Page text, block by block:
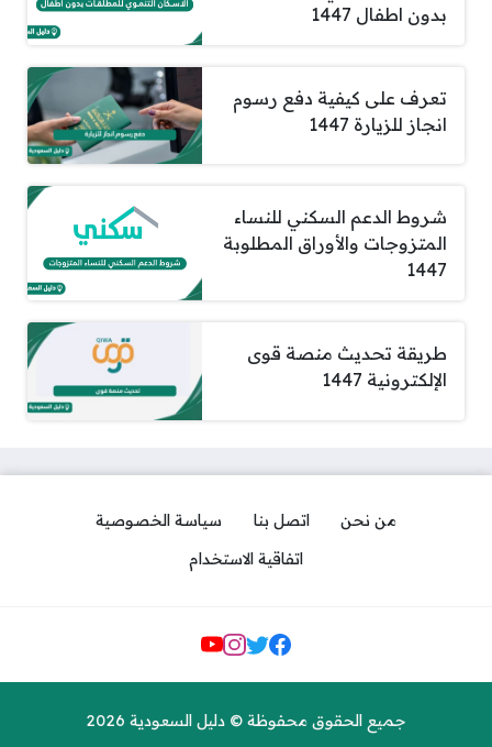
بدون اطفال 1447
تعرف على كيفية دفع رسوم
انجاز للزيارة 1447
شروط الدعم السكني للنساء
المتزوجات والأوراق المطلوبة
1447
طريقة تحديث منصة قوى
الإلكترونية 1447
من نحن اتصل بنا
سياسة الخصوصية
اتفاقية الاستخدام
مواقع التواصل
جميع الحقوق محفوظة © دليل السعودية 2026